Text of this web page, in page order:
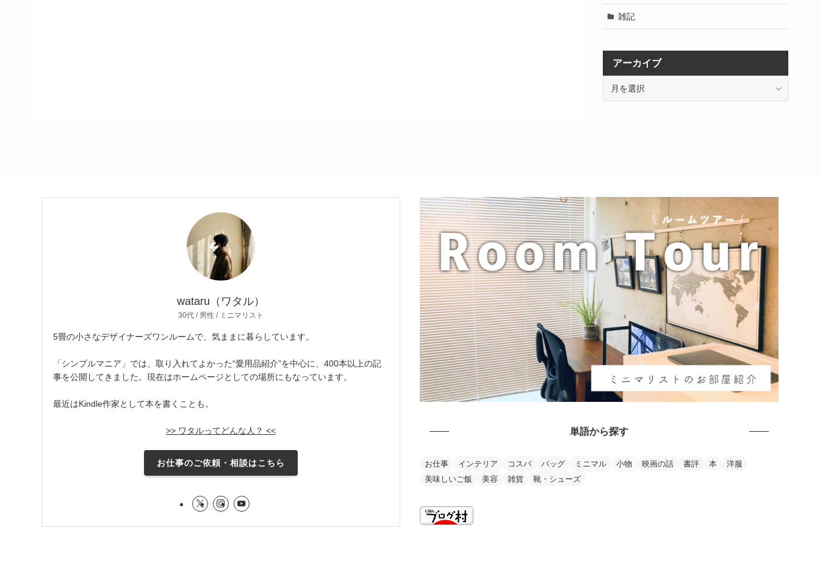
雑記
アーカイブ
wataru（ワタル）
30代 / 男性 / ミニマリスト
5畳の小さなデザイナーズワンルームで、気ままに暮らしています。
「シンプルマニア」では、取り入れてよかった“愛用品紹介”を中心に、400本以上の記
事を公開してきました。現在はホームページとしての場所にもなっています。
最近はKindle作家として本を書くことも。
>> ワタルってどんな人？ <<
お仕事のご依頼・相談はこちら
単語から探す
お仕事 インテリア コスパ バッグ ミニマル 小物 映画の話 書評 本
洋服
美味しいご飯
美容 雑貨 靴・シューズ